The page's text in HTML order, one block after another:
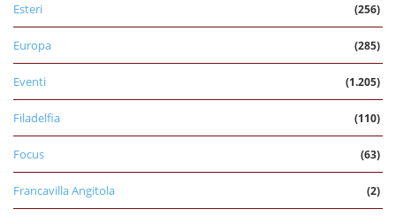
Esteri (256)
Europa (285)
Eventi (1.205)
Filadelfia (110)
Focus (63)
Francavilla Angitola (2)